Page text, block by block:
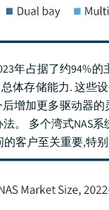
年占据了约94%
体存储能力. 这些
增加更多驱动器
。 多个湾式NAS
客户至关重要,特